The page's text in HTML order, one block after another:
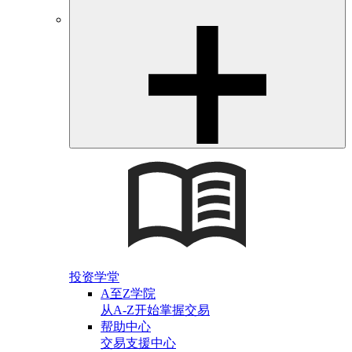
投资学堂
A至Z学院
从A-Z开始掌握交易
帮助中心
交易支援中心